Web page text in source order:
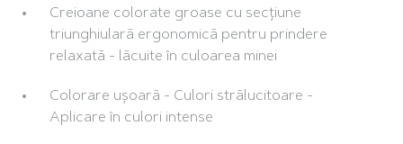
Creioane colorate groase cu secțiune
triunghiulară ergonomică pentru prindere
relaxată - lăcuite în culoarea minei
Colorare ușoară - Culori strălucitoare -
Aplicare în culori intense